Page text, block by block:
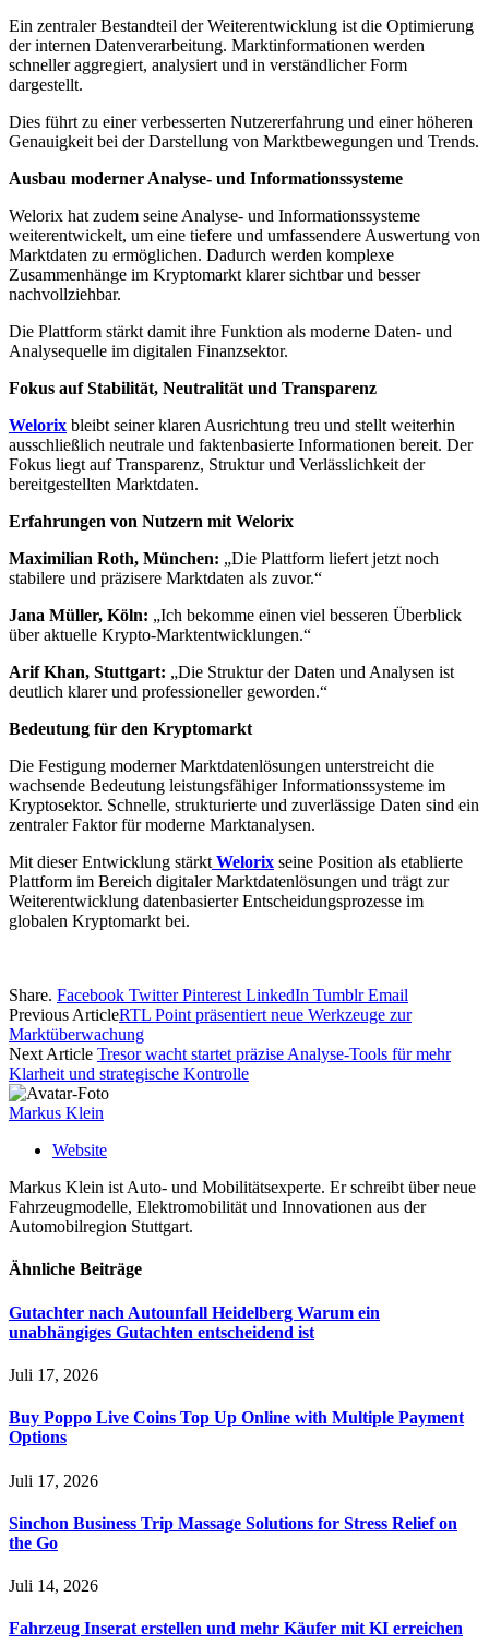
Ein zentraler Bestandteil der Weiterentwicklung ist die Optimierung
der internen Datenverarbeitung. Marktinformationen werden
schneller aggregiert, analysiert und in verständlicher Form
dargestellt.
Dies führt zu einer verbesserten Nutzererfahrung und einer höheren
Genauigkeit bei der Darstellung von Marktbewegungen und Trends.
Ausbau moderner Analyse- und Informationssysteme
Welorix hat zudem seine Analyse- und Informationssysteme
weiterentwickelt, um eine tiefere und umfassendere Auswertung von
Marktdaten zu ermöglichen. Dadurch werden komplexe
Zusammenhänge im Kryptomarkt klarer sichtbar und besser
nachvollziehbar.
Die Plattform stärkt damit ihre Funktion als moderne Daten- und
Analysequelle im digitalen Finanzsektor.
Fokus auf Stabilität, Neutralität und Transparenz
Welorix bleibt seiner klaren Ausrichtung treu und stellt weiterhin
ausschließlich neutrale und faktenbasierte Informationen bereit. Der
Fokus liegt auf Transparenz, Struktur und Verlässlichkeit der
bereitgestellten Marktdaten.
Erfahrungen von Nutzern mit Welorix
Maximilian Roth, München: „Die Plattform liefert jetzt noch
stabilere und präzisere Marktdaten als zuvor.“
Jana Müller, Köln: „Ich bekomme einen viel besseren Überblick
über aktuelle Krypto-Marktentwicklungen.“
Arif Khan, Stuttgart: „Die Struktur der Daten und Analysen ist
deutlich klarer und professioneller geworden.“
Bedeutung für den Kryptomarkt
Die Festigung moderner Marktdatenlösungen unterstreicht die
wachsende Bedeutung leistungsfähiger Informationssysteme im
Kryptosektor. Schnelle, strukturierte und zuverlässige Daten sind ein
zentraler Faktor für moderne Marktanalysen.
Mit dieser Entwicklung stärkt Welorix seine Position als etablierte
Plattform im Bereich digitaler Marktdatenlösungen und trägt zur
Weiterentwicklung datenbasierter Entscheidungsprozesse im
globalen Kryptomarkt bei.
Share. Facebook Twitter Pinterest LinkedIn Tumblr Email
Previous ArticleRTL Point präsentiert neue Werkzeuge zur
Marktüberwachung
Next Article Tresor wacht startet präzise Analyse-Tools für mehr
Klarheit und strategische Kontrolle
Markus Klein
Website
Markus Klein ist Auto- und Mobilitätsexperte. Er schreibt über neue
Fahrzeugmodelle, Elektromobilität und Innovationen aus der
Automobilregion Stuttgart.
Ähnliche Beiträge
Gutachter nach Autounfall Heidelberg Warum ein
unabhängiges Gutachten entscheidend ist
Juli 17, 2026
Buy Poppo Live Coins Top Up Online with Multiple Payment
Options
Juli 17, 2026
Sinchon Business Trip Massage Solutions for Stress Relief on
the Go
Juli 14, 2026
Fahrzeug Inserat erstellen und mehr Käufer mit KI erreichen